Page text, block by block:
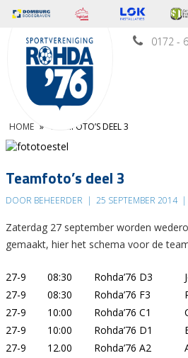
0172 -
HOME » TEAMFOTO’S DEEL 3
Teamfoto’s deel 3
DOOR BEHEERDER | 25 SEPTEMBER 2014 |
Zaterdag 27 september worden
gemaakt, hier het schema voor de
27-9 08:30 Rohda’76 D3
27-9
08:30 Rohda’76 F3
27-9
10:00 Rohda’76 C1
27-9
10:00 Rohda’76 D1
27-9
12.00 Rohda’76 A2